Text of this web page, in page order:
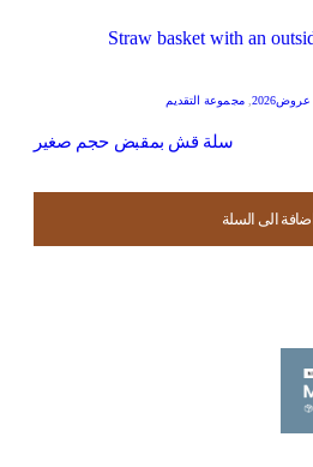
اضافة الى السلة
اضافة الى السلة
اضافة الى السلة
اضافة الى السلة
عروض2026 ,مجموعة التقديم
سلة قش بمقبض حجم صغير